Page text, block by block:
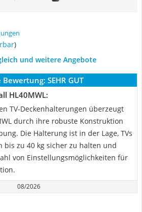
)
und weitere Angebote
Bewertung: SEHR GUT
HL40MWL:
TV-Deckenhalterungen überzeugt
durch ihre robuste Konstruktion
Die Halterung ist in der Lage, TVs
bis zu 40 kg sicher zu halten und
von Einstellungsmöglichkeiten für
08/2026